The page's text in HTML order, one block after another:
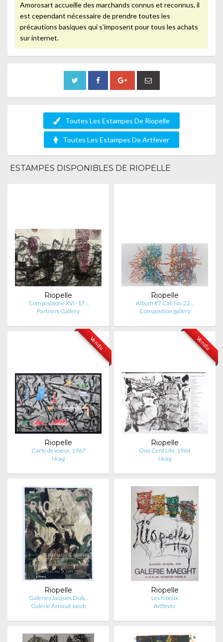
Amorosart accueille des marchands connus et reconnus, il
est cependant nécessaire de prendre toutes les
précautions basiques qui s’imposent pour tous les achats
sur internet.
Toutes Les Estampes De Riopelle
Toutes Les Estampes De Artfever
ESTAMPES DISPONIBLES DE RIOPELLE
Riopelle
Composizione XVI -17…
Partners Gallery
Riopelle
Album #7 Cat. No. 22…
Composition.gallery
Vendu
Riopelle
Carte de voeux, 1967
Ncag
Vendu
Riopelle
One Cent Life, 1964
Ncag
Riopelle
Galeries Jacques Dub…
Galerie Arnaud Jacob
Riopelle
Les hiboux
Artfever